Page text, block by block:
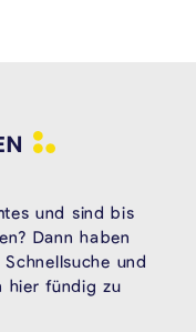
und sind bis
Dann haben
und
hier fündig zu